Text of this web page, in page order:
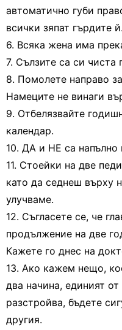
автоматично губи
всички зяпат гърдите й.
6. Всяка жена има
7. Сълзите са си чиста
8. Помолете направо
Намеците не винаги
9. Отбелязвайте
календар.
10. ДА и НЕ са напълно
11. Стоейки на две
като да седнеш върху
улучваме.
12. Съгласете се, че
продължение на две
Кажете го днес на
13. Ако кажем нещо,
два начина, единият
разстройва, бъдете
другия.